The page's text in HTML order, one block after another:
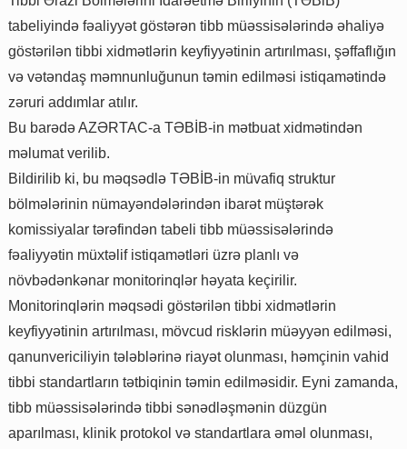
tabeliyində fəaliyyət göstərən tibb müəssisələrində əhaliyə
göstərilən tibbi xidmətlərin keyfiyyətinin artırılması, şəffaflığın
və vətəndaş məmnunluğunun təmin edilməsi istiqamətində
zəruri addımlar atılır.
Bu barədə AZƏRTAC-a TƏBİB-in mətbuat xidmətindən
məlumat verilib.
Bildirilib ki, bu məqsədlə TƏBİB-in müvafiq struktur
bölmələrinin nümayəndələrindən ibarət müştərək
komissiyalar tərəfindən tabeli tibb müəssisələrində
fəaliyyətin müxtəlif istiqamətləri üzrə planlı və
növbədənkənar monitorinqlər həyata keçirilir.
Monitorinqlərin məqsədi göstərilən tibbi xidmətlərin
keyfiyyətinin artırılması, mövcud risklərin müəyyən edilməsi,
qanunvericiliyin tələblərinə riayət olunması, həmçinin vahid
tibbi standartların tətbiqinin təmin edilməsidir. Eyni zamanda,
tibb müəssisələrində tibbi sənədləşmənin düzgün
aparılması, klinik protokol və standartlara əməl olunması,